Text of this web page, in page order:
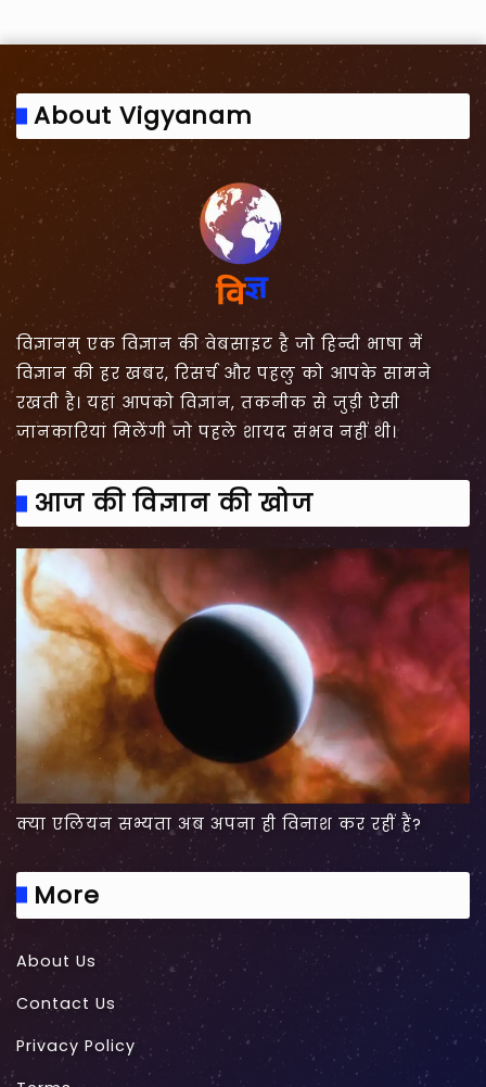
About Vigyanam
विज्ञानम् एक विज्ञान की वेबसाइट है जो हिन्दी भाषा में
विज्ञान की हर खबर, रिसर्च और पहलु को आपके सामने
रखती है। यहां आपको विज्ञान, तकनीक से जुड़ी ऐसी
जानकारियां मिलेंगी जो पहले शायद संभव नहीं थी।
आज की विज्ञान की खोज
क्या एलियन सभ्यता अब अपना ही विनाश कर रहीं हैं?
More
About Us
Contact Us
Privacy Policy